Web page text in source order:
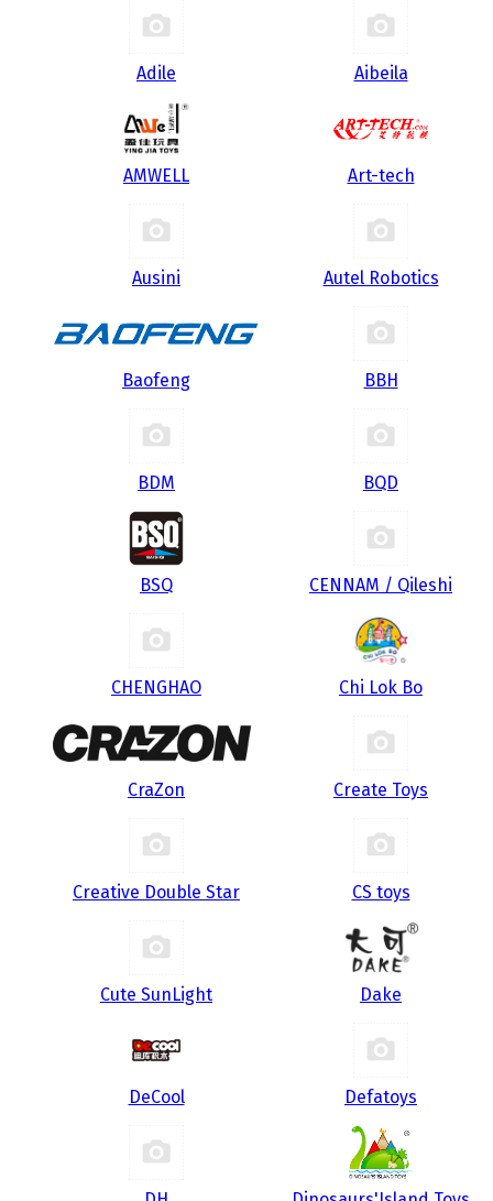
Adile Aibeila
AMWELL Art-tech
Ausini Autel Robotics
Baofeng BBH
BDM BQD
BSQ CENNAM / Qileshi
CHENGHAO Chi Lok Bo
CraZon Create Toys
Creative Double Star CS toys
Cute SunLight Dake
DeCool Defatoys